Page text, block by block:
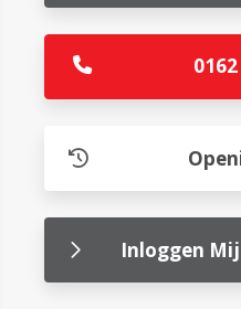
Inloggen